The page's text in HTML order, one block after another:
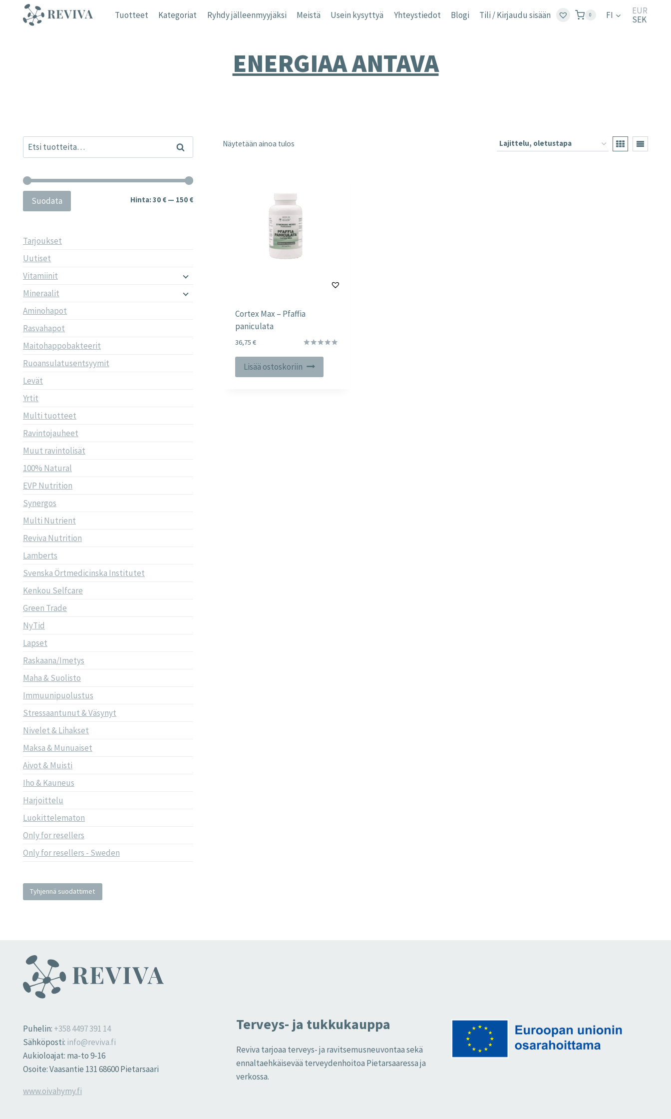
sisältöön
Tuotteet Kategoriat Ryhdy jälleenmyyjäksi Meistä Usein kysyttyä Yhteystiedot Blogi Tili / Kirjaudu sisään 0 FI
EUR
SEK
ENERGIAA ANTAVA
Näytetään ainoa tulos
Cortex Max – Pfaffia
paniculata
tuotteesta:
5.00
36,75 €
Lisää ostoskoriin
Etsi: Haku
Minimihinta
Maksimihinta
Suodata Hinta:30 €— 150 €
Tarjoukset
Uutiset
Vitamiinit
Mineraalit
Aminohapot
Rasvahapot
Maitohappobakteerit
Ruoansulatusentsyymit
Levät
Yrtit
Multi tuotteet
Ravintojauheet
Muut ravintolisät
100% Natural
EVP Nutrition
Synergos
Multi Nutrient
Reviva Nutrition
Lamberts
Svenska Örtmedicinska Institutet
Kenkou Selfcare
Green Trade
NyTid
Lapset
Raskaana/Imetys
Maha & Suolisto
Immuunipuolustus
Stressaantunut & Väsynyt
Nivelet & Lihakset
Maksa & Munuaiset
Aivot & Muisti
Iho & Kauneus
Harjoittelu
Luokittelematon
Only for resellers
Only for resellers - Sweden
Tyhjennä suodattimet
Puhelin: +358 4497 391 14
Sähköposti: info@reviva.fi
Aukioloajat: ma-to 9-16
Osoite: Vaasantie 131 68600 Pietarsaari
www.oivahymy.fi
Terveys- ja tukkukauppa
Reviva tarjoaa terveys- ja ravitsemusneuvontaa sekä
ennaltaehkäisevää terveydenhoitoa Pietarsaaressa ja
verkossa.